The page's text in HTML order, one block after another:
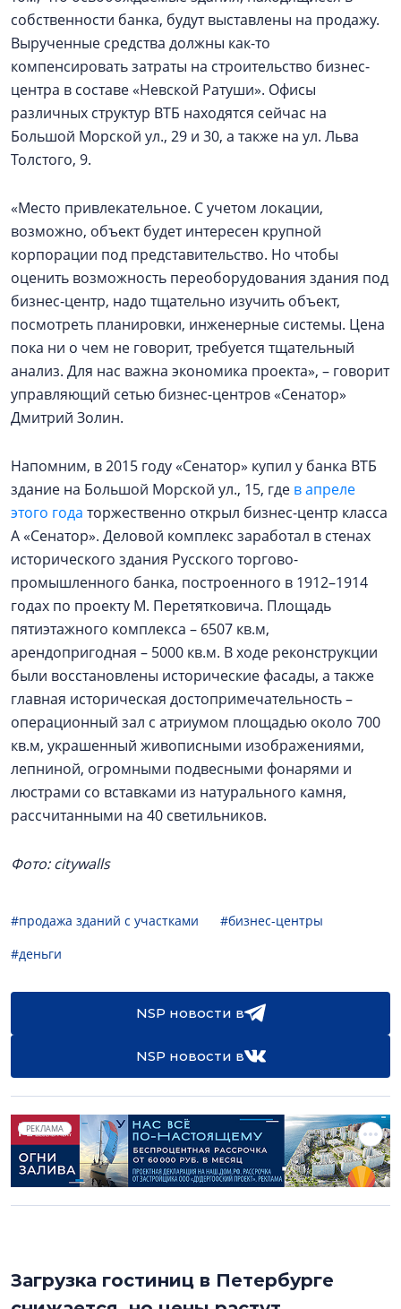
собственности банка, будут выставлены на продажу.
Вырученные средства должны как-то
компенсировать затраты на строительство бизнес-
центра в составе «Невской Ратуши». Офисы
различных структур ВТБ находятся сейчас на
Большой Морской ул., 29 и 30, а также на ул. Льва
Толстого, 9.
«Место привлекательное. С учетом локации,
возможно, объект будет интересен крупной
корпорации под представительство. Но чтобы
оценить возможность переоборудования здания под
бизнес-центр, надо тщательно изучить объект,
посмотреть планировки, инженерные системы. Цена
пока ни о чем не говорит, требуется тщательный
анализ. Для нас важна экономика проекта», – говорит
управляющий сетью бизнес-центров «Сенатор»
Дмитрий Золин.
Напомним, в 2015 году «Сенатор» купил у банка ВТБ
здание на Большой Морской ул., 15, где в апреле
этого года торжественно открыл бизнес-центр класса
А «Сенатор». Деловой комплекс заработал в стенах
исторического здания Русского торгово-
промышленного банка, построенного в 1912–1914
годах по проекту М. Перетятковича. Площадь
пятиэтажного комплекса – 6507 кв.м,
арендопригодная – 5000 кв.м. В ходе реконструкции
были восстановлены исторические фасады, а также
главная историческая достопримечательность –
операционный зал с атриумом площадью около 700
кв.м, украшенный живописными изображениями,
лепниной, огромными подвесными фонарями и
люстрами со вставками из натурального камня,
рассчитанными на 40 светильников.
Фото: citywalls
#продажа зданий с участками
#бизнес-центры
#деньги
NSP новости в
NSP новости в
РЕКЛАМА
Загрузка гостиниц в Петербурге